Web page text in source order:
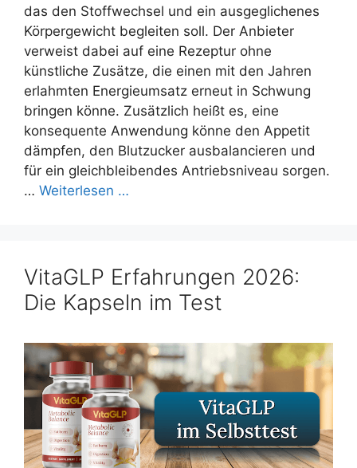
das den Stoffwechsel und ein ausgeglichenes
Körpergewicht begleiten soll. Der Anbieter
verweist dabei auf eine Rezeptur ohne
künstliche Zusätze, die einen mit den Jahren
erlahmten Energieumsatz erneut in Schwung
bringen könne. Zusätzlich heißt es, eine
konsequente Anwendung könne den Appetit
dämpfen, den Blutzucker ausbalancieren und
für ein gleichbleibendes Antriebsniveau sorgen.
… Weiterlesen …
VitaGLP Erfahrungen 2026:
Die Kapseln im Test